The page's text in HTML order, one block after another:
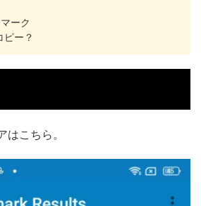
ーク
ー？
こちら。